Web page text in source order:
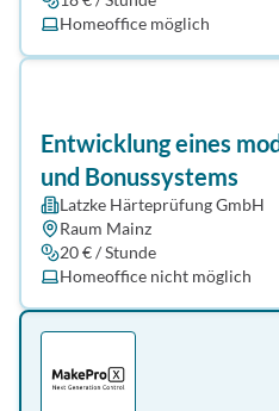
Homeoffice möglich
Entwicklung eines
und Bonussystems
Latzke Härteprüfung GmbH
Raum Mainz
20 € / Stunde
Homeoffice nicht möglich